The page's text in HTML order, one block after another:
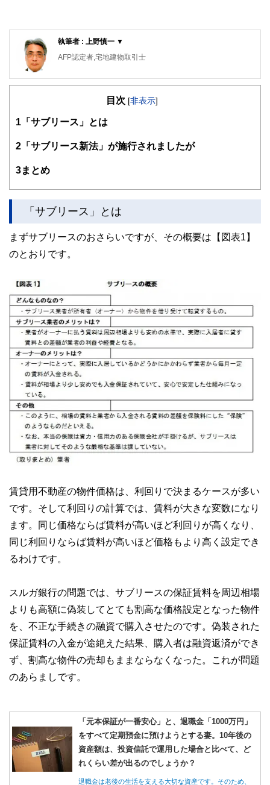
執筆者 : 上野慎一 ▼
AFP認定者,宅地建物取引士
不動産コンサルティングマスター,再開発プランナー
不動産会社に勤務。2015年早期退職。自身の経験をベース
どのテーマに取り組んでいます。「人生は片道きっぷの旅の
屋巡りの旅が楽しみです。
目次 [非表示]
1 「サブリース」とは
2 「サブリース新法」が施行されましたが
3まとめ
「サブリース」とは
まずサブリースのおさらいですが、その概要は【図表1】
のとおりです。
賃貸用不動産の物件価格は、利回りで決まるケースが多い
です。そして利回りの計算では、賃料が大きな変数になり
ます。同じ価格ならば賃料が高いほど利回りが高くなり、
同じ利回りならば賃料が高いほど価格もより高く設定でき
るわけです。
スルガ銀行の問題では、サブリースの保証賃料を周辺相場
よりも高額に偽装してとても割高な価格設定となった物件
を、不正な手続きの融資で購入させたのです。偽装された
保証賃料の入金が途絶えた結果、購入者は融資返済ができ
ず、割高な物件の売却もままならなくなった。これが問題
のあらましです。
「元本保証が一番安心」と、退職金「1000万円」
をすべて定期預金に預けようとする妻。10年後の
資産額は、投資信託で運用した場合と比べて、ど
れくらい差が出るのでしょうか？
退職金は老後の生活を支える大切な資産です。そのため、